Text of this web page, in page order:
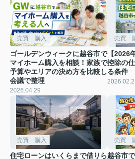
売買 購入
ゴールデンウィークに越谷市で
マイホーム購入を相談！家族で
予算やエリアの決め方を比較し
会議で整理
2026.04.29
売買
【2026
控除の
る条件
売買 購入
住宅ローンはいくらまで借りら
売買
越谷市